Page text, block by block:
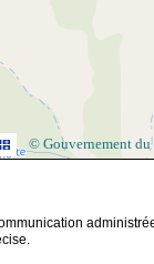
© Gouvernement du